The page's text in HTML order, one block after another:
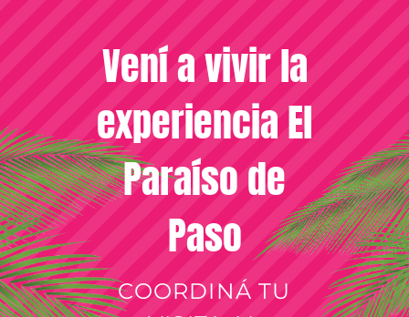
Vení a vivir la
experiencia El
Paraíso de
Paso
COORDINÁ TU